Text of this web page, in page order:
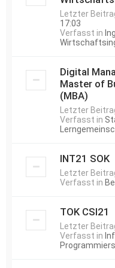
Letzter
17:03
Verfasst in
Digital
Master of
(MBA)
Letzter
Verfasst in
INT21 SOK
Letzter
Verfasst in
TOK CSI21
Letzter
Verfasst in